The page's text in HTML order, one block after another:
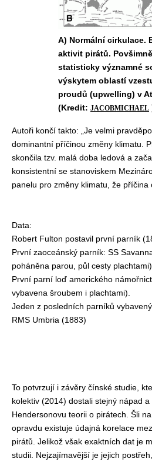
A) Normální cirkulace.
aktivit pirátů.
statisticky významné
výskytem oblastí
proudů (upwelling) v
(Kredit: JACOBMICHAEL
Autoři končí takto: „Je velmi
dominantní příčinou změny klimatu.
skončila tzv. malá doba ledová a
konsistentní se stanoviskem
panelu pro změny klimatu, že
Data:
Robert Fulton postavil první parník
První zaoceánský parník: SS
poháněna parou, půl cesty plachtami)
První parní loď amerického
vybavena šroubem i plachtami).
Jeden z posledních parníků
RMS Umbria (1883)
To potvrzují i závěry čínské studie,
kolektiv (2014) dostali stejný nápad
Hendersonovu teorii o pirátech. Šli
opravdu existuje údajná korelace
pirátů. Jelikož však exaktních dat je
studii. Nejzajímavější je jejich